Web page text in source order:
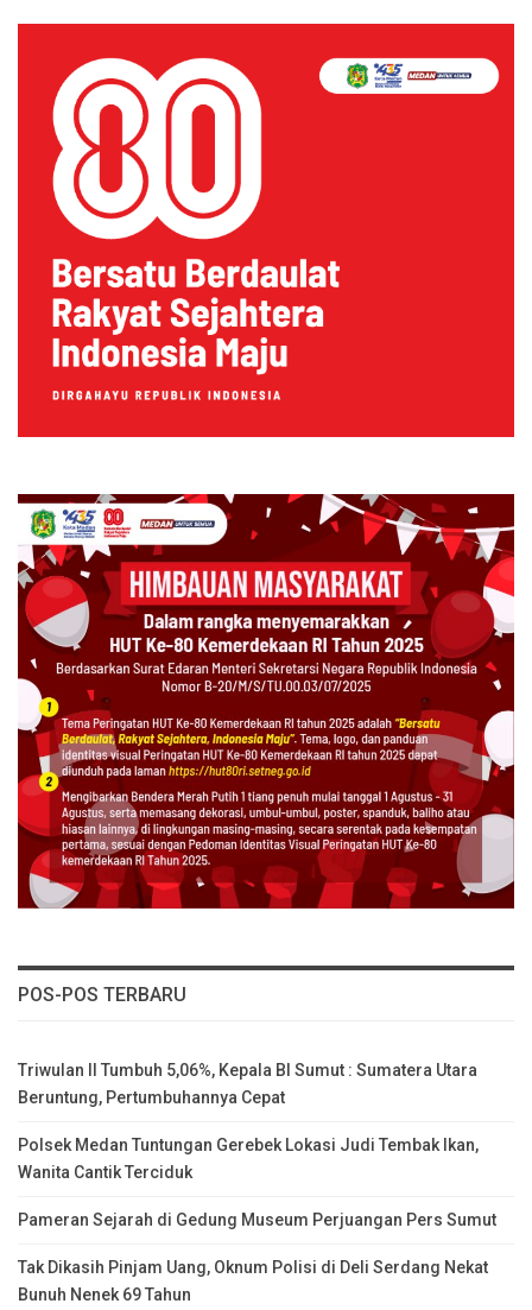
POS-POS TERBARU
Triwulan II Tumbuh 5,06%, Kepala BI Sumut : Sumatera Utara
Beruntung, Pertumbuhannya Cepat
Polsek Medan Tuntungan Gerebek Lokasi Judi Tembak Ikan,
Wanita Cantik Terciduk
Pameran Sejarah di Gedung Museum Perjuangan Pers Sumut
Tak Dikasih Pinjam Uang, Oknum Polisi di Deli Serdang Nekat
Bunuh Nenek 69 Tahun